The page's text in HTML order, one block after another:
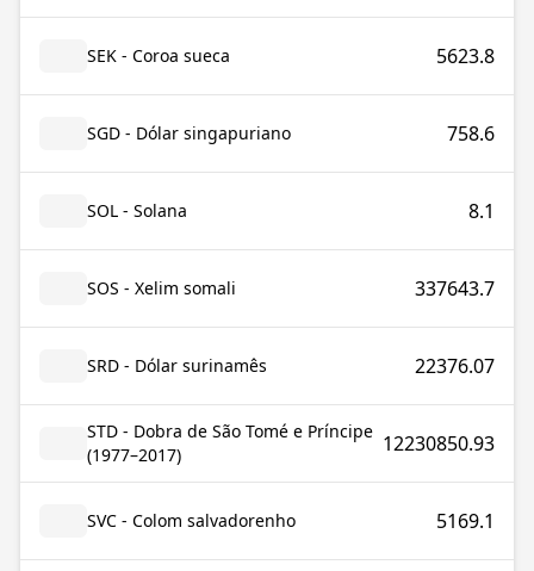
SEK - Coroa sueca 5623.8
SGD - Dólar singapuriano 758.6
SOL - Solana 8.1
SOS - Xelim somali 337643.7
SRD - Dólar surinamês 22376.07
STD - Dobra de São Tomé e Príncipe
(1977–2017)
12230850.93
SVC - Colom salvadorenho 5169.1